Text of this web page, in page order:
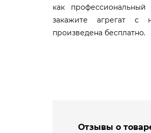
как профессиональный
закажите агрегат с
произведена бесплатно.
Отзывы о